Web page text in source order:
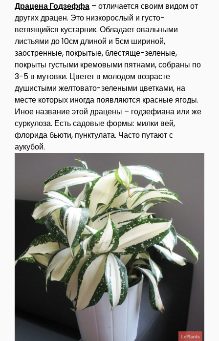
Драцена Годзеффа – отличается своим видом от
других драцен. Это низкорослый и густо-
ветвящийся кустарник. Обладает овальными
листьями до 10см длиной и 5см шириной,
заостренные, покрытые, блестяще-зеленые,
покрыты густыми кремовыми пятнами, собраны по
3-5 в мутовки. Цветет в молодом возрасте
душистыми желтовато-зелеными цветками, на
месте которых иногда появляются красные ягоды.
Иное название этой драцены – годзефиана или же
суркулоза. Есть садовые формы: милки вей,
флорида бьюти, пунктулата. Часто путают с
аукубой.